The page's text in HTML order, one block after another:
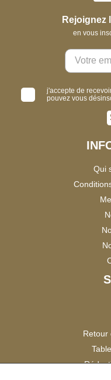
Rejoignez
en vous
j'accepte de
pouvez vous
Qui
Retour